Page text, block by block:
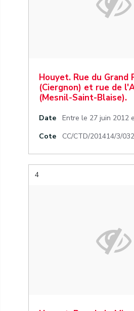
Houyet. Rue du Grand
(Ciergnon) et rue de
(Mesnil-Saint-Blaise).
Date
Cote
CC/CTD/201414/3/032
4